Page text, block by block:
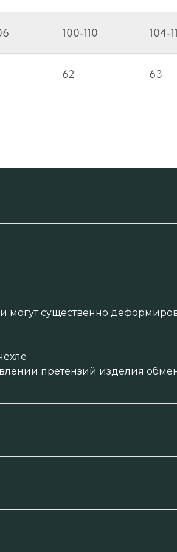
100-110 104-
62 63
могут существенно
претензий изделия